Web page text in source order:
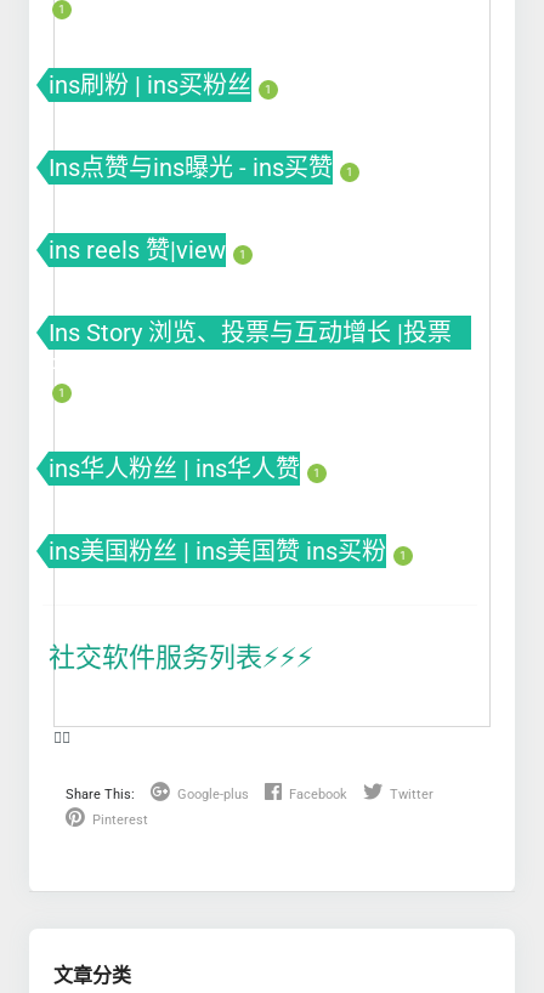
1
ins刷粉 | ins买粉丝 1
Ins点赞与ins曝光 - ins买赞 1
ins reels 赞|view 1
Ins Story 浏览、投票与互动增长 |投票
Poll
1
ins华人粉丝 | ins华人赞 1
ins美国粉丝 | ins美国赞 ins买粉 1
社交软件服务列表⚡️⚡️⚡️
❤️‍🔥
Share This: Google-plus Facebook
Twitter
Pinterest
文章分类